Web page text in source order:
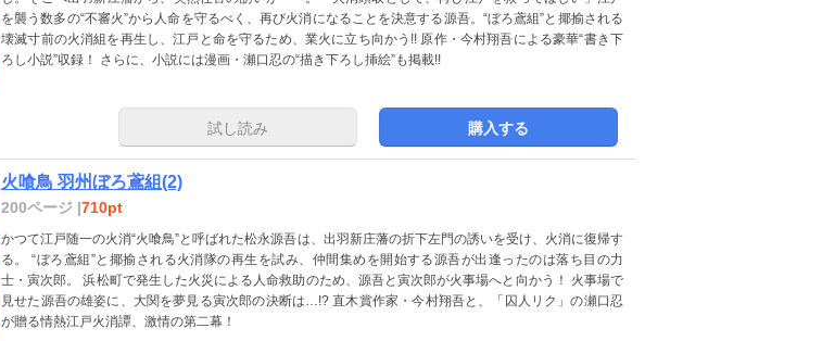
を襲う数多の“不審火”から人命を守るべく、再び火消になることを決意する源吾。“ぼろ鳶組”と揶揄される
壊滅寸前の火消組を再生し、江戸と命を守るため、業火に立ち向かう!! 原作・今村翔吾による豪華“書き下
ろし小説”収録！ さらに、小説には漫画・瀬口忍の“描き下ろし挿絵”も掲載!!
試し読み 購入する
火喰鳥 羽州ぼろ鳶組(2)
200ページ |710pt
かつて江戸随一の火消“火喰鳥”と呼ばれた松永源吾は、出羽新庄藩の折下左門の誘いを受け、火消に復帰す
る。 “ぼろ鳶組”と揶揄される火消隊の再生を試み、仲間集めを開始する源吾が出逢ったのは落ち目の力
士・寅次郎。 浜松町で発生した火災による人命救助のため、源吾と寅次郎が火事場へと向かう！ 火事場で
見せた源吾の雄姿に、大関を夢見る寅次郎の決断は…!? 直木賞作家・今村翔吾と、「囚人リク」の瀬口忍
が贈る情熱江戸火消譚、激情の第二幕！